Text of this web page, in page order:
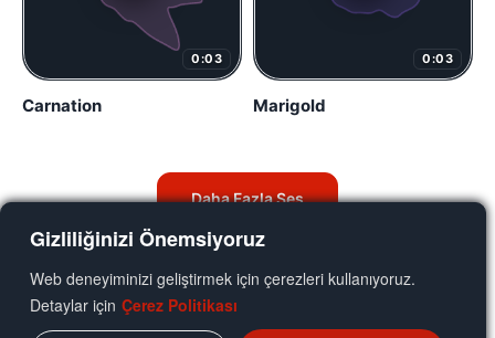
Gizliliğinizi Önemsiyoruz
Web deneyiminizi geliştirmek için çerezleri kullanıyoruz.
Detaylar için Çerez Politikası
0:03
Carnation
0:03
Marigold
Daha Fazla Ses